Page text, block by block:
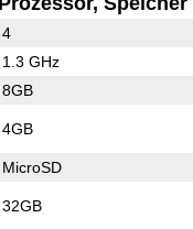
4
1.3 GHz
8GB
4GB
MicroSD
32GB